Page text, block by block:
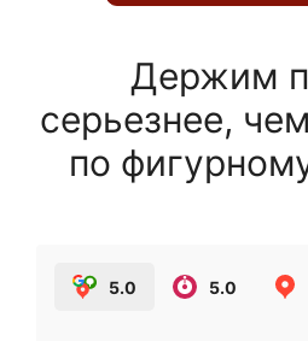
Держим
серьезнее,
по
5.0 5.0